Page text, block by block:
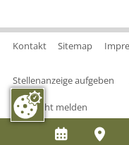
Kontakt Sitemap
Stellenanzeige aufgeben
Nachricht melden
 